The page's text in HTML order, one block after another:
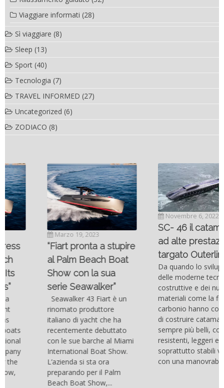
Viaggiare informati (28)
Sì viaggiare (8)
Sleep (13)
Sport (40)
Tecnologia (7)
TRAVEL INFORMED (27)
Uncategorized (6)
ZODIACO (8)
Marzo 19, 2023
“Fiart pronta a stupire
al Palm Beach Boat
Show con la sua
serie Seawalker”
Seawalker 43 Fiart è un
rinomato produttore
italiano di yacht che ha
recentemente debuttato
con le sue barche al Miami
International Boat Show.
L’azienda si sta ora
preparando per il Palm
Beach Boat Show,...
Novembre 6, 2022
SC- 46 il catamarano
ad alte prestazioni
targato Outerlimits.
Da quando lo sviluppo
delle moderne tecnologie
costruttive e dei nuovi
materiali come la fibra di
carbonio hanno consentito
di costruire catamarani
sempre più belli, compatti,
resistenti, leggeri e
soprattutto stabili veloci
con una manovrabilità...